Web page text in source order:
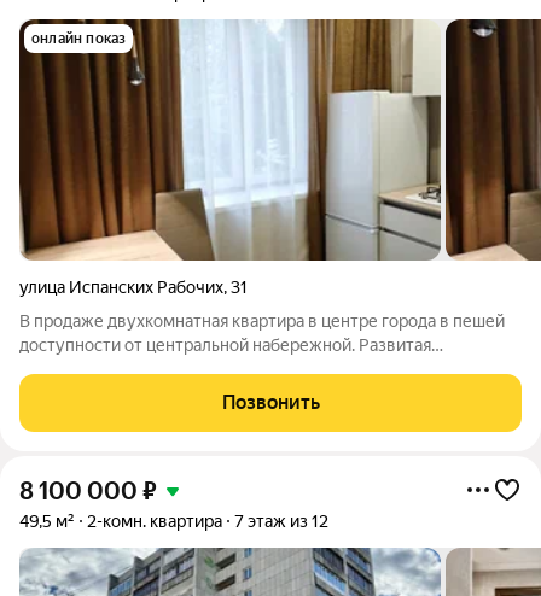
онлайн показ
улица Испанских Рабочих,31
В продаже двухкомнатная квартира в центре города в пешей
доступности от центральной набережной. Развитая
Динамо в нескольких минутах от дома. Рядом детские сады,
гимназии 104 и 155, мед.
Позвонить
8 100 000 ₽
49,5 м² 2-комн. квартира 7 этаж из 12